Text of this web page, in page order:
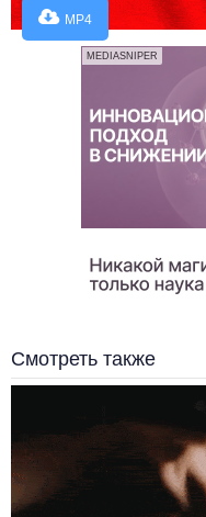
MP4
MEDIASNIPER
Смотреть также